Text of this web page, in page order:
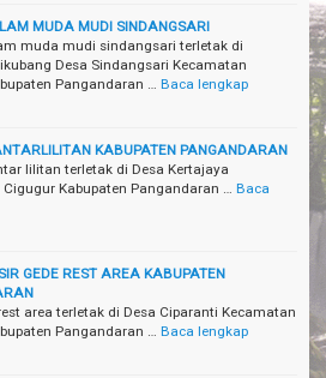
MUDA MUDI SINDANGSARI
muda mudi sindangsari terletak di
Desa Sindangsari Kecamatan
Pangandaran …
Baca lengkap
KABUPATEN PANGANDARAN
lilitan terletak di Desa Kertajaya
Kabupaten Pangandaran …
Baca
GEDE REST AREA KABUPATEN
area terletak di Desa Ciparanti Kecamatan
Pangandaran …
Baca lengkap